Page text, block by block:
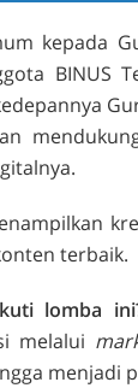
kepada
BINUS
terbaik.
lomba ini
melalui
menjadi